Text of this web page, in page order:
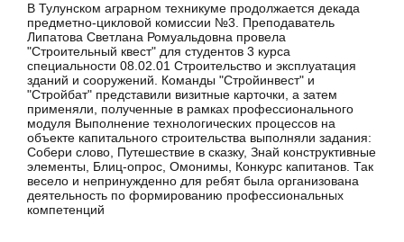
В Тулунском аграрном техникуме продолжается декада
предметно-цикловой комиссии №3. Преподаватель
Липатова Светлана Ромуальдовна провела
"Строительный квест" для студентов 3 курса
специальности 08.02.01 Строительство и эксплуатация
зданий и сооружений. Команды "Стройинвест" и
"Стройбат" представили визитные карточки, а затем
применяли, полученные в рамках профессионального
модуля Выполнение технологических процессов на
объекте капитального строительства выполняли задания:
Собери слово, Путешествие в сказку, Знай конструктивные
элементы, Блиц-опрос, Омонимы, Конкурс капитанов. Так
весело и непринужденно для ребят была организована
деятельность по формированию профессиональных
компетенций